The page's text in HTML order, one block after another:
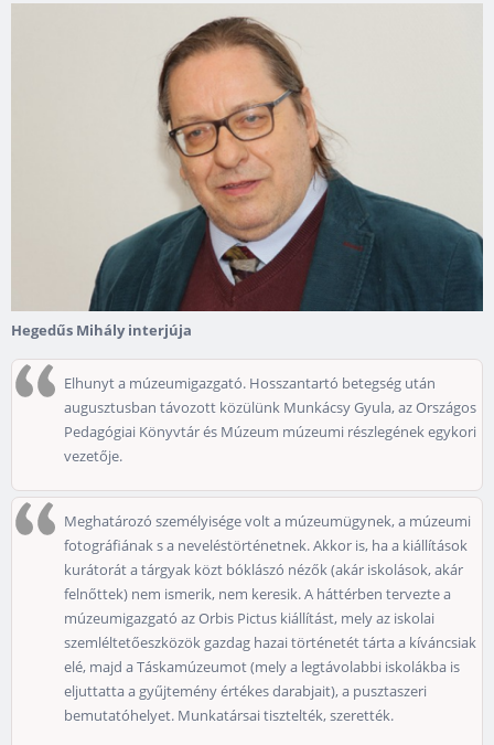
Hegedűs Mihály interjúja
Elhunyt a múzeumigazgató. Hosszantartó betegség után
augusztusban távozott közülünk Munkácsy Gyula, az Országos
Pedagógiai Könyvtár és Múzeum múzeumi részlegének egykori
vezetője.
Meghatározó személyisége volt a múzeumügynek, a múzeumi
fotográfiának s a neveléstörténetnek. Akkor is, ha a kiállítások
kurátorát a tárgyak közt bóklászó nézők (akár iskolások, akár
felnőttek) nem ismerik, nem keresik. A háttérben tervezte a
múzeumigazgató az Orbis Pictus kiállítást, mely az iskolai
szemléltetőeszközök gazdag hazai történetét tárta a kíváncsiak
elé, majd a Táskamúzeumot (mely a legtávolabbi iskolákba is
eljuttatta a gyűjtemény értékes darabjait), a pusztaszeri
bemutatóhelyet. Munkatársai tisztelték, szerették.